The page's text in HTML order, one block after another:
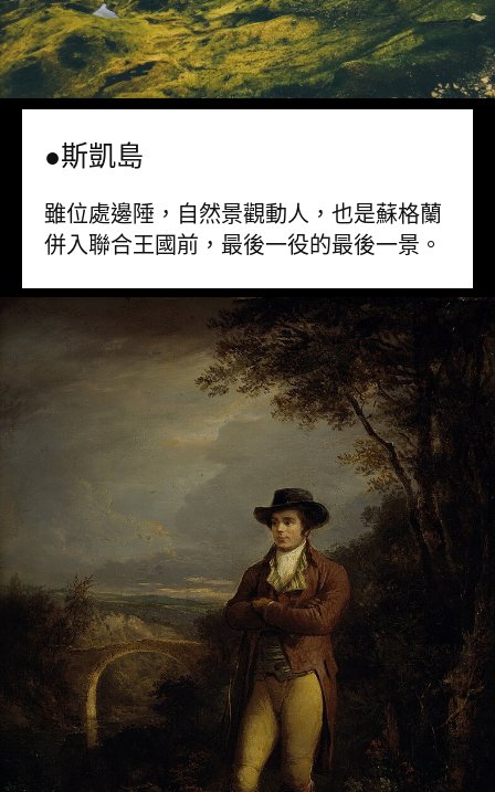
●斯凱島
雖位處邊陲，自然景觀動人，也是蘇格蘭
併入聯合王國前，最後一役的最後一景。